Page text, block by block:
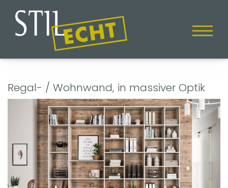
Regal- / Wohnwand, in massiver Optik